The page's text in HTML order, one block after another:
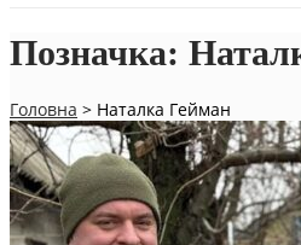
Позначка:
Головна > Наталка Гейман